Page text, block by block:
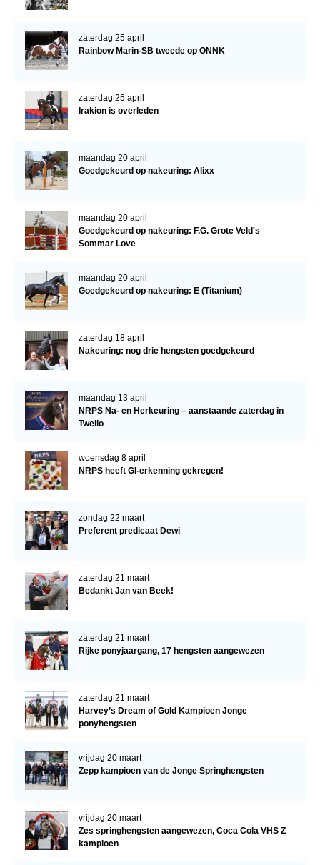
zaterdag 25 april
Rainbow Marin-SB tweede op ONNK
zaterdag 25 april
Irakion is overleden
maandag 20 april
Goedgekeurd op nakeuring: Alixx
maandag 20 april
Goedgekeurd op nakeuring: F.G. Grote Veld's
Sommar Love
maandag 20 april
Goedgekeurd op nakeuring: E (Titanium)
zaterdag 18 april
Nakeuring: nog drie hengsten goedgekeurd
maandag 13 april
NRPS Na- en Herkeuring – aanstaande zaterdag in
Twello
woensdag 8 april
NRPS heeft GI-erkenning gekregen!
zondag 22 maart
Preferent predicaat Dewi
zaterdag 21 maart
Bedankt Jan van Beek!
zaterdag 21 maart
Rijke ponyjaargang, 17 hengsten aangewezen
zaterdag 21 maart
Harvey’s Dream of Gold Kampioen Jonge
ponyhengsten
vrijdag 20 maart
Zepp kampioen van de Jonge Springhengsten
vrijdag 20 maart
Zes springhengsten aangewezen, Coca Cola VHS Z
kampioen